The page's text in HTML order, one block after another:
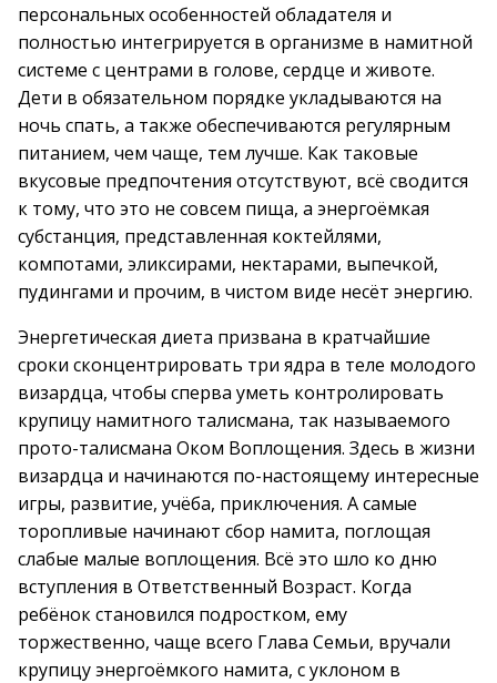
персональных особенностей обладателя и
полностью интегрируется в организме в намитной
системе с центрами в голове, сердце и животе.
Дети в обязательном порядке укладываются на
ночь спать, а также обеспечиваются регулярным
питанием, чем чаще, тем лучше. Как таковые
вкусовые предпочтения отсутствуют, всё сводится
к тому, что это не совсем пища, а энергоёмкая
субстанция, представленная коктейлями,
компотами, эликсирами, нектарами, выпечкой,
пудингами и прочим, в чистом виде несёт энергию.
Энергетическая диета призвана в кратчайшие
сроки сконцентрировать три ядра в теле молодого
визардца, чтобы сперва уметь контролировать
крупицу намитного талисмана, так называемого
прото-талисмана Оком Воплощения. Здесь в жизни
визардца и начинаются по-настоящему интересные
игры, развитие, учёба, приключения. А самые
торопливые начинают сбор намита, поглощая
слабые малые воплощения. Всё это шло ко дню
вступления в Ответственный Возраст. Когда
ребёнок становился подростком, ему
торжественно, чаще всего Глава Семьи, вручали
крупицу энергоёмкого намита, с уклоном в